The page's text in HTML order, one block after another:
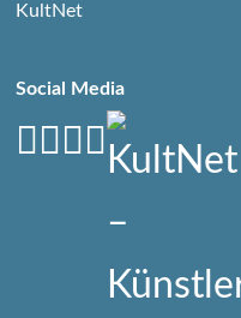
KultNet
Social Media